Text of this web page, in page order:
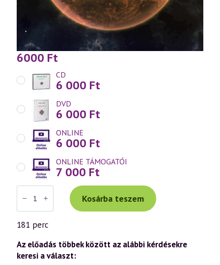
6000 Ft
CD
6 000 Ft
DVD
6 000 Ft
ONLINE
6 000 Ft
ONLINE TÁMOGATÓI
7 000 Ft
Váradi
Tibor
előadás
(1030)
—
A
titkai
az
önismeret,
Kosárba teszem
181 perc
Az előadás többek között az alábbi kérdésekre
keresi a választ: